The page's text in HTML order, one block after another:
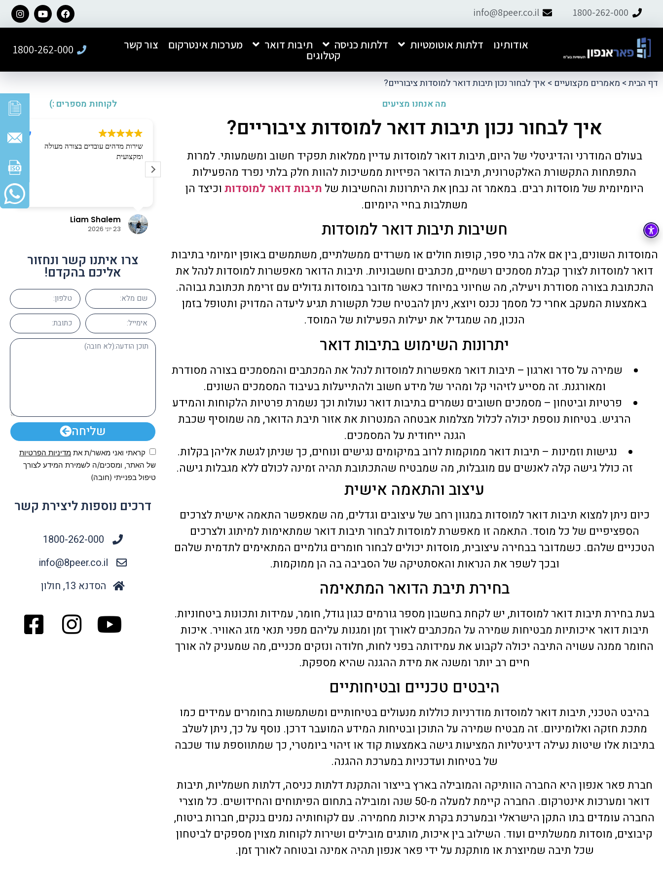
1800-262-000
info@8peer.co.il
אודותינו דלתות אוטומטיות דלתות כניסה תיבות דואר מערכות אינטרקום צור קשר
קטלוגים 1800-262-000
דף הבית> מאמרים מקצועיים > איך לבחור נכון תיבות דואר למוסדות ציבוריים?
מה אנחנו מציעים
איך לבחור נכון תיבות דואר למוסדות ציבוריים?
בעולם המודרני והדיגיטלי של היום, תיבות דואר למוסדות עדיין ממלאות תפקיד חשוב ומשמעותי. למרות
התפתחות התקשורת האלקטרונית, תיבות הדואר הפיזיות ממשיכות להוות חלק בלתי נפרד מהפעילות
היומיומית של מוסדות רבים. במאמר זה נבחן את היתרונות והחשיבות של תיבות דואר למוסדות וכיצד הן
משתלבות בחיי היומיום.
חשיבות תיבות דואר למוסדות
המוסדות השונים, בין אם אלה בתי ספר, קופות חולים או משרדים ממשלתיים, משתמשים באופן יומיומי בתיבות
דואר למוסדות לצורך קבלת מסמכים רשמיים, מכתבים וחשבוניות. תיבות הדואר מאפשרות למוסדות לנהל את
התכתובת בצורה מסודרת ויעילה, מה שחיוני במיוחד כאשר מדובר במוסדות גדולים עם זרימת תכתובת גבוהה.
באמצעות המעקב אחרי כל מסמך נכנס ויוצא, ניתן להבטיח שכל תקשורת תגיע ליעדה המדויק ותטופל בזמן
הנכון, מה שמגדיל את יעילות הפעילות של המוסד.
יתרונות השימוש בתיבות דואר
שמירה על סדר וארגון – תיבות דואר מאפשרות למוסדות לנהל את המכתבים והמסמכים בצורה מסודרת
ומאורגנת. זה מסייע לזיהוי קל ומהיר של מידע חשוב ולהתייעלות בעיבוד המסמכים השונים.
פרטיות וביטחון – מסמכים חשובים נשמרים בתיבות דואר נעולות וכך נשמרת פרטיות הלקוחות והמידע
הרגיש. בטיחות נוספת יכולה לכלול מצלמות אבטחה המנטרות את אזור תיבת הדואר, מה שמוסיף שכבת
הגנה ייחודית על המסמכים.
נגישות וזמינות – תיבות דואר ממוקמות לרוב במיקומים נגישים ונוחים, כך שניתן לגשת אליהן בקלות.
זה כולל גישה קלה לאנשים עם מוגבלות, מה שמבטיח שהתכתובת תהיה זמינה לכולם ללא מגבלות גישה.
עיצוב והתאמה אישית
כיום ניתן למצוא תיבות דואר למוסדות במגוון רחב של עיצובים וגדלים, מה שמאפשר התאמה אישית לצרכים
הספציפיים של כל מוסד. התאמה זו מאפשרת למוסדות לבחור תיבות דואר שמתאימות למיתוג ולצרכים
הטכניים שלהם. כשמדובר בבחירה עיצובית, מוסדות יכולים לבחור חומרים גולמיים המתאימים לתדמית שלהם
ובכך לשפר את הנראות והאסתטיקה של הסביבה בה הן ממוקמות.
בחירת תיבת הדואר המתאימה
בעת בחירת תיבות דואר למוסדות, יש לקחת בחשבון מספר גורמים כגון גודל, חומר, עמידות ותכונות ביטחוניות.
תיבות דואר איכותיות מבטיחות שמירה על המכתבים לאורך זמן ומגנות עליהם מפני תנאי מזג האוויר. איכות
החומר ממנה עשויה התיבה יכולה לקבוע את עמידותה בפני לחות, חלודה ונזקים מכניים, מה שמעניק לה אורך
חיים רב יותר ומשנה את מידת ההגנה שהיא מספקת.
היבטים טכניים ובטיחותיים
בהיבט הטכני, תיבות דואר למוסדות מודרניות כוללות מנעולים בטיחותיים ומשתמשות בחומרים עמידים כמו
מתכת חזקה ואלומיניום. זה מבטיח שמירה על התוכן ובטיחות המידע המועבר דרכן. נוסף על כך, ניתן לשלב
בתיבות אלו שיטות נעילה דיגיטליות המציעות גישה באמצעות קוד או זיהוי ביומטרי, כך שמתווספת עוד שכבה
של בטיחות ועדכניות במערכת ההגנה.
חברת פאר אנפון היא החברה הוותיקה והמובילה בארץ בייצור והתקנת דלתות כניסה, דלתות חשמליות, תיבות
דואר ומערכות אינטרקום. החברה קיימת למעלה מ-50 שנה ומובילה בתחום הפיתוחים והחידושים. כל מוצרי
החברה עומדים בתו התקן הישראלי ובמערכת בקרת איכות מחמירה. עם לקוחותיה נמנים בנקים, חברות ביטוח,
קיבוצים, מוסדות ממשלתיים ועוד. השילוב בין איכות, מותגים מובילים ושירות לקוחות מצוין מספקים לביטחון
שכל תיבה שמיוצרת או מותקנת על ידי פאר אנפון תהיה אמינה ובטוחה לאורך זמן.
לקוחות מספרים :)
שירות מדהים עובדים בצורה מעולה
ומקצועית
Liam Shalem
23 יוני 2026
אנפון, שביצעה אצלנו התקנה של דלת
כניסה לבניין ותיבות דואר ברמה הגבוהה
ביותר.
קיבלתי שירות מצוין, מקצועי ואדיב לאורך
קרא עוד
שירות מהיר ומצויין. ממליץ עליהם בחום!
22 יוני 2026
תמיר ומהרגע הראשון דאג לליווי מקצועי,
אדיב ושירותי. קיבלנו הצעת מחיר
הוגנת.מומלץ מאוד
למחרת וטיפל
צרו איתנו קשר ונחזור
אליכם בהקדם!
שליחה
קראתי ואני מאשר/ת את מדיניות הפרטיות
של האתר, ומסכים/ה לשמירת המידע לצורך
טיפול בפנייתי (חובה)
דרכים נוספות ליצירת קשר
1800-262-000
info@8peer.co.il
הסדנא 13, חולון